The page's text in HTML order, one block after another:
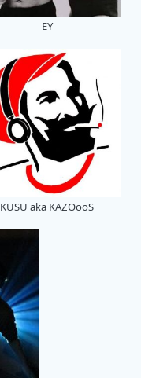
EY
KUSU aka KAZOooS